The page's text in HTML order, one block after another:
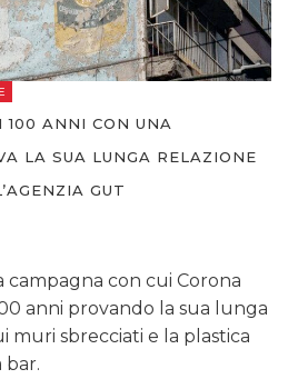
100 ANNI CON UNA
LA SUA LUNGA RELAZIONE
GUT
campagna con cui Corona
anni provando la sua lunga
muri sbrecciati e la plastica
bar.